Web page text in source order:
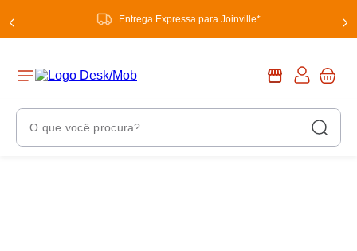
Entrega Expressa para Joinville*
O que você procura?